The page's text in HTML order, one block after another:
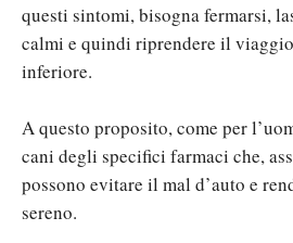
questi sintomi, bisogna fermarsi,
calmi e quindi riprendere il
inferiore.
A questo proposito, come per
cani degli specifici farmaci che,
possono evitare il mal d’auto e
sereno.